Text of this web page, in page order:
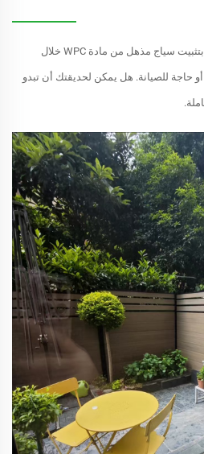
شاهد كيف قام أحد مالكي المنازل بتثبيت سياج مذهل من مادة WPC خلال
حاجة للصيانة. هل يمكن لحديقتك أن تبدو